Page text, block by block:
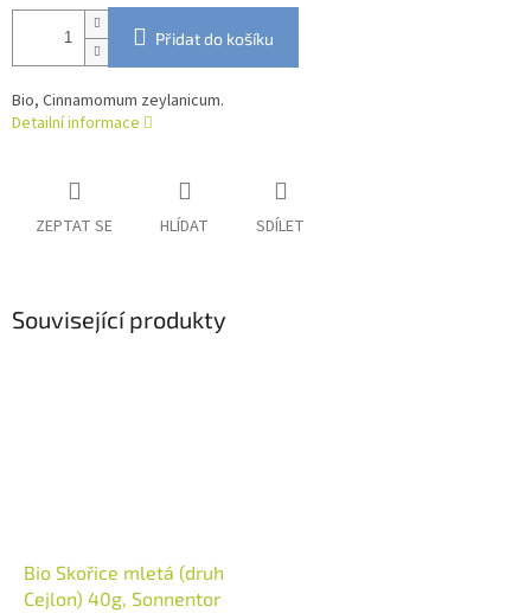
Přidat do košíku
Bio, Cinnamomum zeylanicum.
Detailní informace
ZEPTAT SE HLÍDAT SDÍLET
Související produkty
Bio Skořice mletá (druh
Cejlon) 40g, Sonnentor